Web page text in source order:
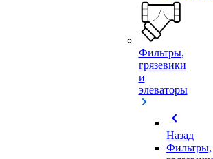
Фильтры,
грязевики
и
элеваторы
chevron_left
Назад
Фильтры,